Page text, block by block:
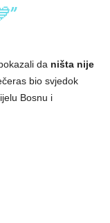
da ništa nije
bio svjedok
Bosnu i